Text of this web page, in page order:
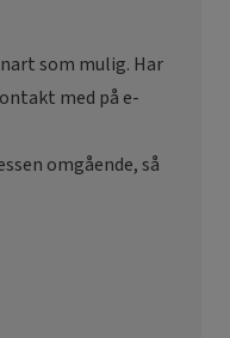
som mulig. Har
med på e-
omgående, så